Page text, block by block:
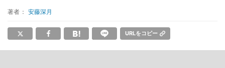
著者： 安藤深月
URLをコピー